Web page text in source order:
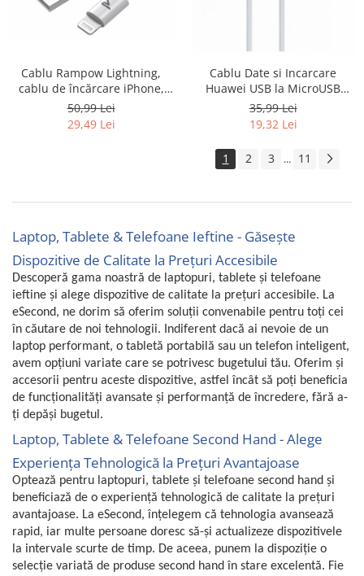
Cablu Rampow Lightning,
cablu de încărcare iPhone,
1m, alb - RESIGILAT
50,99 Lei
29,49 Lei
Cablu Date si Incarcare
Huawei USB la MicroUSB
CP70, 1 m, Alb 55030216 -
SECOND
35,99 Lei
19,32 Lei
1 2 3 ... 11
Laptop, Tablete & Telefoane Ieftine - Găsește
Dispozitive de Calitate la Prețuri Accesibile
Descoperă gama noastră de laptopuri, tablete și telefoane
ieftine și alege dispozitive de calitate la prețuri accesibile. La
eSecond, ne dorim să oferim soluții convenabile pentru toți cei
în căutare de noi tehnologii. Indiferent dacă ai nevoie de un
laptop performant, o tabletă portabilă sau un telefon inteligent,
avem opțiuni variate care se potrivesc bugetului tău. Oferim și
accesorii pentru aceste dispozitive, astfel încât să poți beneficia
de funcționalități avansate și performanță de încredere, fără a-
ți depăși bugetul.
Laptop, Tablete & Telefoane Second Hand - Alege
Experiența Tehnologică la Prețuri Avantajoase
Optează pentru laptopuri, tablete și telefoane second hand și
beneficiază de o experiență tehnologică de calitate la prețuri
avantajoase. La eSecond, înțelegem că tehnologia avansează
rapid, iar multe persoane doresc să-și actualizeze dispozitivele
la intervale scurte de timp. De aceea, punem la dispoziție o
selecție variată de produse second hand în stare excelentă. Fie